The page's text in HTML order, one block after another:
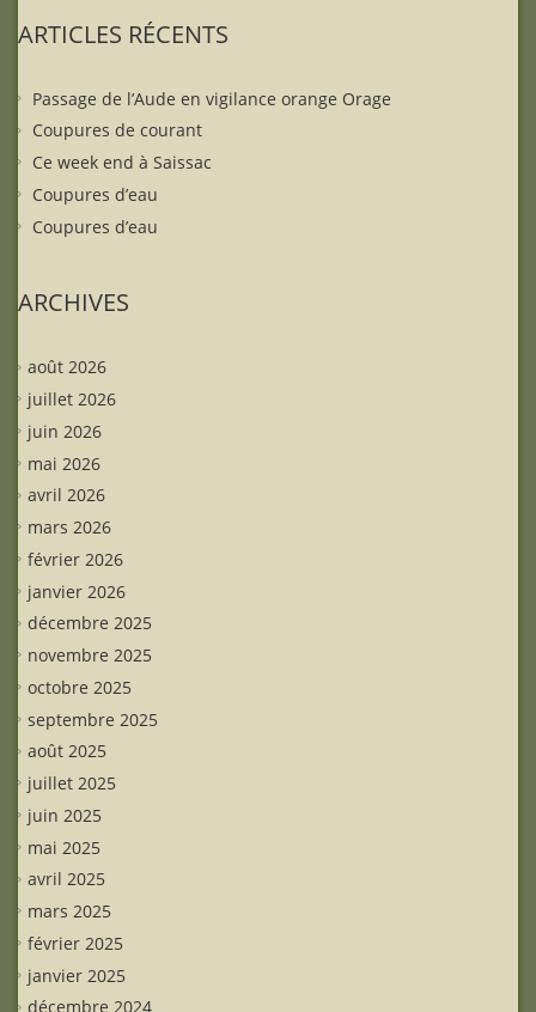
ARTICLES RÉCENTS
Passage de l’Aude en vigilance orange Orage
Coupures de courant
Ce week end à Saissac
Coupures d’eau
Coupures d’eau
ARCHIVES
août 2026
juillet 2026
juin 2026
mai 2026
avril 2026
mars 2026
février 2026
janvier 2026
décembre 2025
novembre 2025
octobre 2025
septembre 2025
août 2025
juillet 2025
juin 2025
mai 2025
avril 2025
mars 2025
février 2025
janvier 2025
décembre 2024